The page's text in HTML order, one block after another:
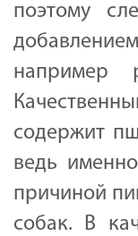
поэтому
например
содержит
ведь
причиной
собак. В